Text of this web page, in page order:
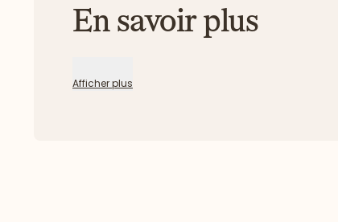
En savoir plus
Afficher plus